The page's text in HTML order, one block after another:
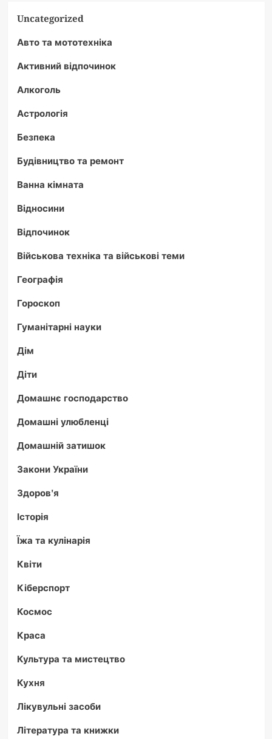
Uncategorized
Авто та мототехніка
Активний відпочинок
Алкоголь
Астрологія
Безпека
Будівництво та ремонт
Ванна кімната
Відносини
Відпочинок
Військова техніка та військові теми
Географія
Гороскоп
Гуманітарні науки
Дім
Діти
Домашнє господарство
Домашні улюбленці
Домашній затишок
Закони України
Здоров'я
Історія
Їжа та кулінарія
Квіти
Кіберспорт
Космос
Краса
Культура та мистецтво
Кухня
Лікувульні засоби
Література та книжки